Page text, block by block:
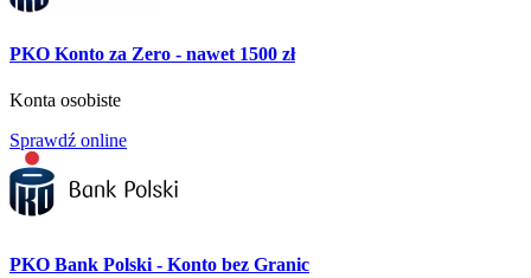
PKO Konto za Zero - nawet 1500 zł
Konta osobiste
Sprawdź online
PKO Bank Polski - Konto bez Granic